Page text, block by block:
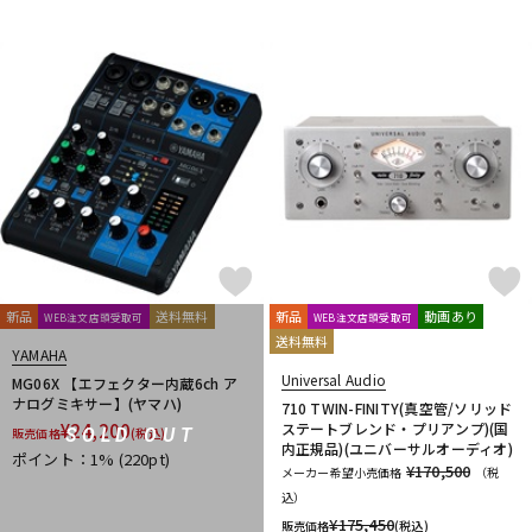
SOLD OUT
新品 WEB注文店頭受取可 送料無料
YAMAHA
MG06X 【エフェクター内蔵6ch ア
ナログミキサー】(ヤマハ)
販売価格¥24,200(税込)
ポイント：1% (220pt)
新品 WEB注文店頭受取可
動画あり
送料無料
Universal Audio
710 TWIN-FINITY(真空管/ソリッド
ステートブレンド・プリアンプ)(国
内正規品)(ユニバーサルオーディオ)
メーカー希望小売価格 ¥170,500
（税
込）
販売価格¥175,450(税込)